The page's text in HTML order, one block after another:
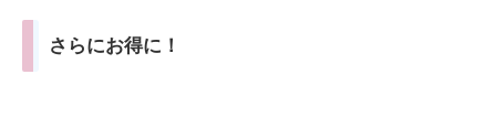
さらにお得に！